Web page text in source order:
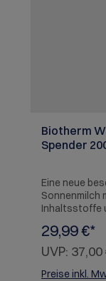
Biotherm
Spender
Eine neue
Sonnenmilch
Inhaltsstoffe
Lefebvre BP
Kontakt mit
Flammen
29,99 €*
UVP: 37,00
Preise inkl.